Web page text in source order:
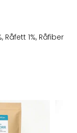
1%, Råfiber